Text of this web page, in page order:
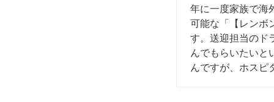
年に一度家族で海
可能な「【レンボ
す。送迎担当のド
んでもらいたいと
んですが、ホスピ